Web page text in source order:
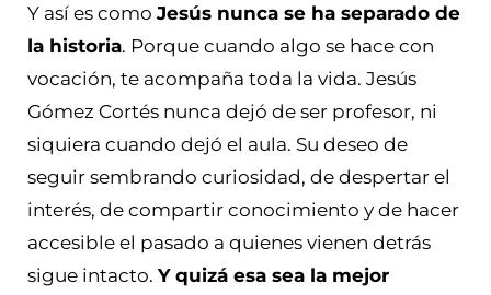
Y así es como Jesús nunca se ha separado de
la historia. Porque cuando algo se hace con
vocación, te acompaña toda la vida. Jesús
Gómez Cortés nunca dejó de ser profesor, ni
siquiera cuando dejó el aula. Su deseo de
seguir sembrando curiosidad, de despertar el
interés, de compartir conocimiento y de hacer
accesible el pasado a quienes vienen detrás
sigue intacto. Y quizá esa sea la mejor